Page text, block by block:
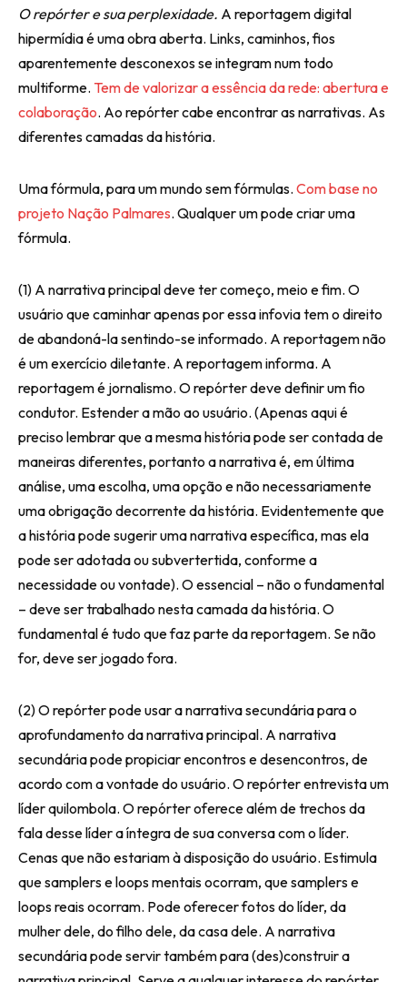
O repórter e sua perplexidade. A reportagem digital
hipermídia é uma obra aberta. Links, caminhos, fios
aparentemente desconexos se integram num todo
multiforme. Tem de valorizar a essência da rede: abertura e
colaboração. Ao repórter cabe encontrar as narrativas. As
diferentes camadas da história.
Uma fórmula, para um mundo sem fórmulas. Com base no
projeto Nação Palmares. Qualquer um pode criar uma
fórmula.
(1) A narrativa principal deve ter começo, meio e fim. O
usuário que caminhar apenas por essa infovia tem o direito
de abandoná-la sentindo-se informado. A reportagem não
é um exercício diletante. A reportagem informa. A
reportagem é jornalismo. O repórter deve definir um fio
condutor. Estender a mão ao usuário. (Apenas aqui é
preciso lembrar que a mesma história pode ser contada de
maneiras diferentes, portanto a narrativa é, em última
análise, uma escolha, uma opção e não necessariamente
uma obrigação decorrente da história. Evidentemente que
a história pode sugerir uma narrativa específica, mas ela
pode ser adotada ou subvertertida, conforme a
necessidade ou vontade). O essencial – não o fundamental
– deve ser trabalhado nesta camada da história. O
fundamental é tudo que faz parte da reportagem. Se não
for, deve ser jogado fora.
(2) O repórter pode usar a narrativa secundária para o
aprofundamento da narrativa principal. A narrativa
secundária pode propiciar encontros e desencontros, de
acordo com a vontade do usuário. O repórter entrevista um
líder quilombola. O repórter oferece além de trechos da
fala desse líder a íntegra de sua conversa com o líder.
Cenas que não estariam à disposição do usuário. Estimula
que samplers e loops mentais ocorram, que samplers e
loops reais ocorram. Pode oferecer fotos do líder, da
mulher dele, do filho dele, da casa dele. A narrativa
secundária pode servir também para (des)construir a